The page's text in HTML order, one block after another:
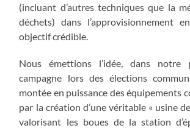
(incluant d’autres techniques que la
déchets) dans l’approvisionnement
objectif crédible.
Nous émettions l’idée, dans notre
campagne lors des élections
montée en puissance des équipements
par la création d’une véritable « usine
valorisant les boues de la station